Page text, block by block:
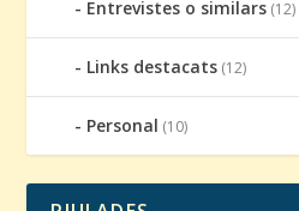
Entrevistes o similars (12)
Links destacats (12)
Personal (10)